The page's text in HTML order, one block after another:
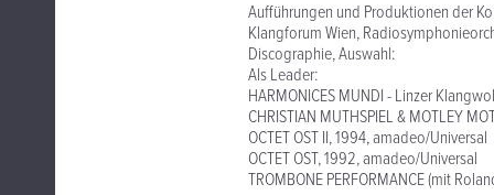
Aufführungen und Produktionen der
Klangforum Wien,
Discographie, Auswahl:
Als Leader:
HARMONICES MUNDI - Linzer
CHRISTIAN MUTHSPIEL & MOTLEY
OCTET OST II, 1994, amadeo/Universal
OCTET OST, 1992, amadeo/Universal
TROMBONE PERFORMANCE (mit